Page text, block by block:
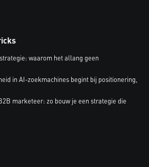
waarom het allang geen
in AI-zoekmachines begint bij positionering,
marketeer: zo bouw je een strategie die